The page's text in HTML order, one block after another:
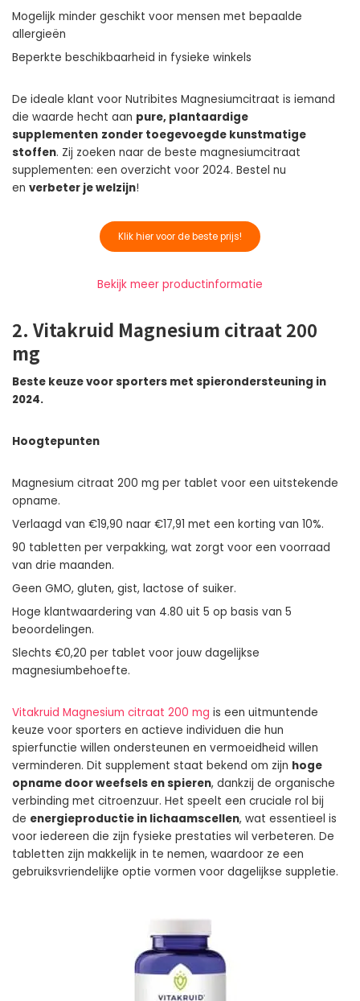
Mogelijk minder geschikt voor mensen met bepaalde
allergieën
Beperkte beschikbaarheid in fysieke winkels
De ideale klant voor Nutribites Magnesiumcitraat is iemand
die waarde hecht aan pure, plantaardige
supplementen zonder toegevoegde kunstmatige
stoffen. Zij zoeken naar de beste magnesiumcitraat
supplementen: een overzicht voor 2024. Bestel nu
en verbeter je welzijn!
Klik hier voor de beste prijs!
Bekijk meer productinformatie
2. Vitakruid Magnesium citraat 200
mg
Beste keuze voor sporters met spierondersteuning in
2024.
Hoogtepunten
Magnesium citraat 200 mg per tablet voor een uitstekende
opname.
Verlaagd van €19,90 naar €17,91 met een korting van 10%.
90 tabletten per verpakking, wat zorgt voor een voorraad
van drie maanden.
Geen GMO, gluten, gist, lactose of suiker.
Hoge klantwaardering van 4.80 uit 5 op basis van 5
beoordelingen.
Slechts €0,20 per tablet voor jouw dagelijkse
magnesiumbehoefte.
Vitakruid Magnesium citraat 200 mg is een uitmuntende
keuze voor sporters en actieve individuen die hun
spierfunctie willen ondersteunen en vermoeidheid willen
verminderen. Dit supplement staat bekend om zijn hoge
opname door weefsels en spieren, dankzij de organische
verbinding met citroenzuur. Het speelt een cruciale rol bij
de energieproductie in lichaamscellen, wat essentieel is
voor iedereen die zijn fysieke prestaties wil verbeteren. De
tabletten zijn makkelijk in te nemen, waardoor ze een
gebruiksvriendelijke optie vormen voor dagelijkse suppletie.